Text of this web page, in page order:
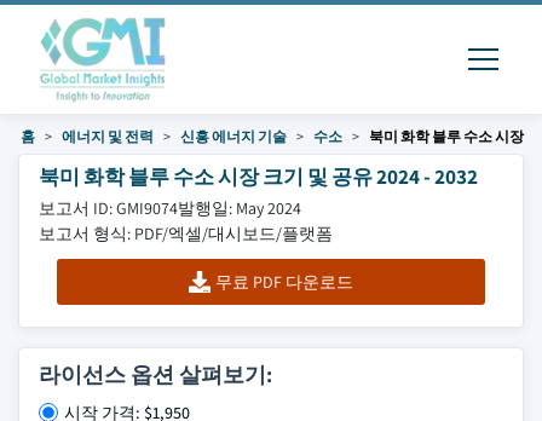
홈 에너지 및 전력 신흥 에너지 기술 수소 북미 화학 블루 수소 시장
북미 화학 블루 수소 시장 크기 및 공유 2024 - 2032
보고서 ID: GMI9074발행일: May 2024
보고서 형식: PDF/엑셀/대시보드/플랫폼
무료 PDF 다운로드
라이선스 옵션 살펴보기:
시작 가격: $1,950